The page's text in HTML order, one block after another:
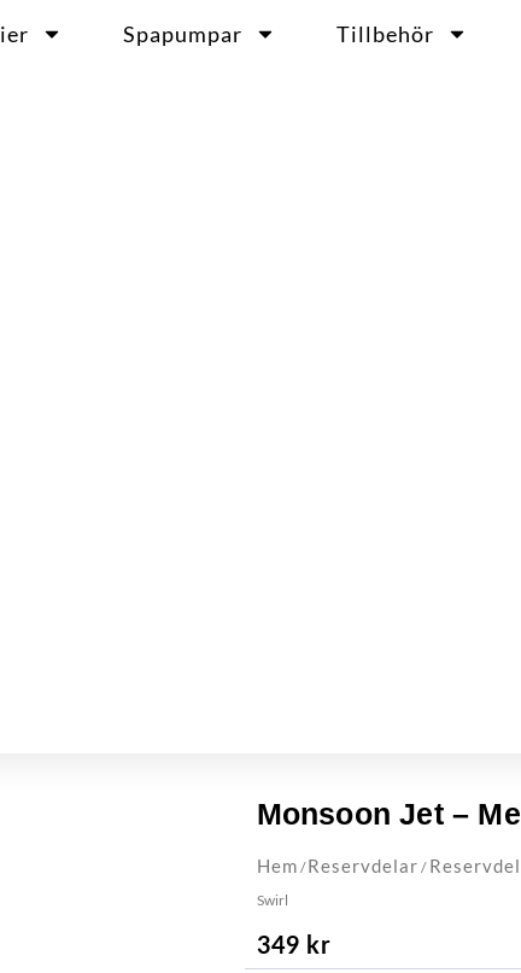
Spapumpar Tillbehör
Monsoon Jet –
Hem /Reservdelar /
Swirl
349 kr